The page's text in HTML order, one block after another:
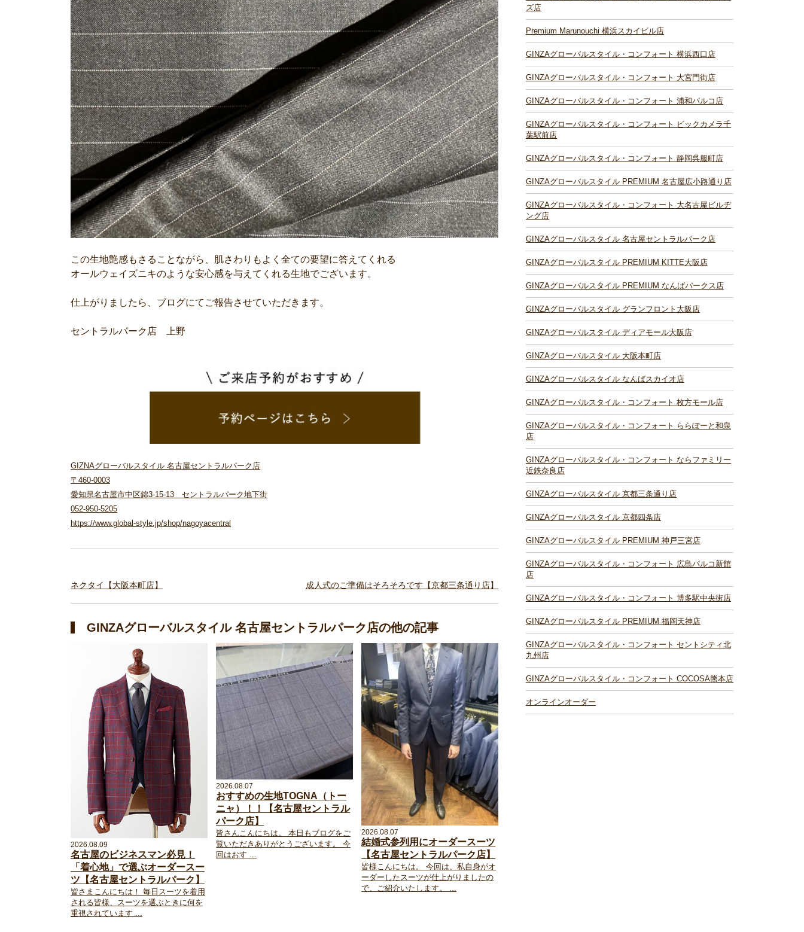
この生地艶感もさることながら、肌さわりもよく全ての要望に答えてくれる
オールウェイズニキのような安心感を与えてくれる生地でございます。
仕上がりましたら、ブログにてご報告させていただきます。
セントラルパーク店 上野
GIZNAグローバルスタイル 名古屋セントラルパーク店
〒460-0003
愛知県名古屋市中区錦3-15-13 セントラルパーク地下街
052-950-5205
https://www.global-style.jp/shop/nagoyacentral
ネクタイ【大阪本町店】 成人式のご準備はそろそろです【京都三条通り店】
GINZAグローバルスタイル 名古屋セントラルパーク店の他の記事
2026.08.09
名古屋のビジネスマン必見！
「着心地」で選ぶオーダースー
ツ【名古屋セントラルパーク】
皆さまこんにちは！ 毎日スーツを着用
される皆様、スーツを選ぶときに何を
重視されています ...
2026.08.07
おすすめの生地TOGNA（トー
ニャ）！！【名古屋セントラル
パーク店】
皆さんこんにちは。 本日もブログをご
覧いただきありがとうございます。 今
回はおす ...
2026.08.07
結婚式参列用にオーダースーツ
【名古屋セントラルパーク店】
皆様こんにちは。 今回は、私自身がオ
ーダーしたスーツが仕上がりましたの
で、ご紹介いたします。 ...
ズ店
Premium Marunouchi 横浜スカイビル店
GINZAグローバルスタイル・コンフォート 横浜西口店
GINZAグローバルスタイル・コンフォート 大宮門街店
GINZAグローバルスタイル・コンフォート 浦和パルコ店
GINZAグローバルスタイル・コンフォート ビックカメラ千
葉駅前店
GINZAグローバルスタイル・コンフォート 静岡呉服町店
GINZAグローバルスタイル PREMIUM 名古屋広小路通り店
GINZAグローバルスタイル・コンフォート 大名古屋ビルヂ
ング店
GINZAグローバルスタイル 名古屋セントラルパーク店
GINZAグローバルスタイル PREMIUM KITTE大阪店
GINZAグローバルスタイル PREMIUM なんばパークス店
GINZAグローバルスタイル グランフロント大阪店
GINZAグローバルスタイル ディアモール大阪店
GINZAグローバルスタイル 大阪本町店
GINZAグローバルスタイル なんばスカイオ店
GINZAグローバルスタイル・コンフォート 枚方モール店
GINZAグローバルスタイル・コンフォート ららぽーと和泉
店
GINZAグローバルスタイル・コンフォート ならファミリー
近鉄奈良店
GINZAグローバルスタイル 京都三条通り店
GINZAグローバルスタイル 京都四条店
GINZAグローバルスタイル PREMIUM 神戸三宮店
GINZAグローバルスタイル・コンフォート 広島パルコ新館
店
GINZAグローバルスタイル・コンフォート 博多駅中央街店
GINZAグローバルスタイル PREMIUM 福岡天神店
GINZAグローバルスタイル・コンフォート セントシティ北
九州店
GINZAグローバルスタイル・コンフォート COCOSA熊本店
オンラインオーダー